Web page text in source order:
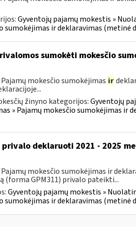
Gyventojų pajamų mokestis »
ir deklaravimas (metinė
sumokėti mokesčio
mokesčio sumokėjimas ir
žinyno kategorijos:Gyventojų
» Pajamų mokesčio sumokėjimas ir
deklaruoti 2021 - 2025
mokesčio sumokėjimas ir
(forma GPM311) privalo pateikti...
Gyventojų pajamų mokestis »
ir deklaravimas (metinė